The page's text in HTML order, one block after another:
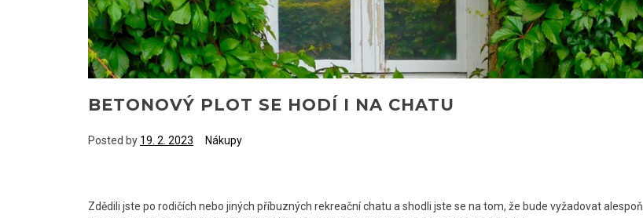
BETONOVÝ PLOT SE HODÍ I NA CHATU
Posted by 19. 2. 2023 Nákupy
Zdědili jste po rodičích nebo jiných příbuzných rekreační chatu a shodli jste se na tom, že bude vyžadovat alespoň